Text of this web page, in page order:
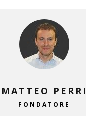
MATTEO PERRI
FONDATORE